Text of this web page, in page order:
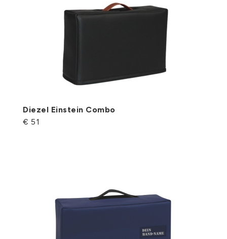
Diezel Einstein Combo
€ 51